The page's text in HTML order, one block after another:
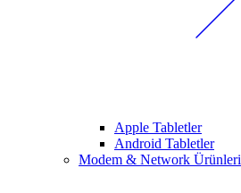
Apple Tabletler
Android Tabletler
Modem & Network Ürünleri